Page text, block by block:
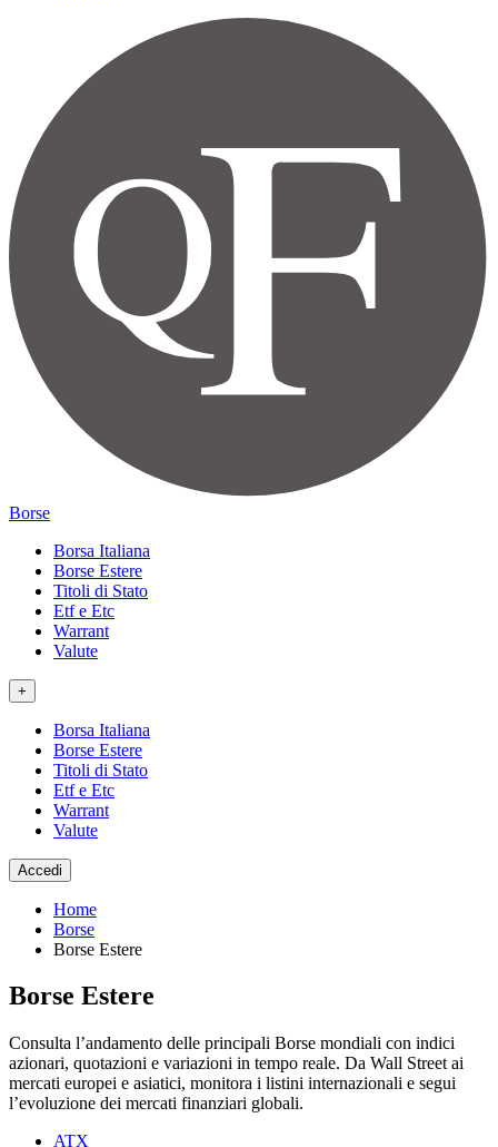
Borse
Borsa Italiana
Borse Estere
Titoli di Stato
Etf e Etc
Warrant
Valute
+
Borsa Italiana
Borse Estere
Titoli di Stato
Etf e Etc
Warrant
Valute
Accedi
Home
Borse
Borse Estere
Borse Estere
Consulta l’andamento delle principali Borse mondiali con indici
azionari, quotazioni e variazioni in tempo reale. Da Wall Street ai
mercati europei e asiatici, monitora i listini internazionali e segui
l’evoluzione dei mercati finanziari globali.
ATX